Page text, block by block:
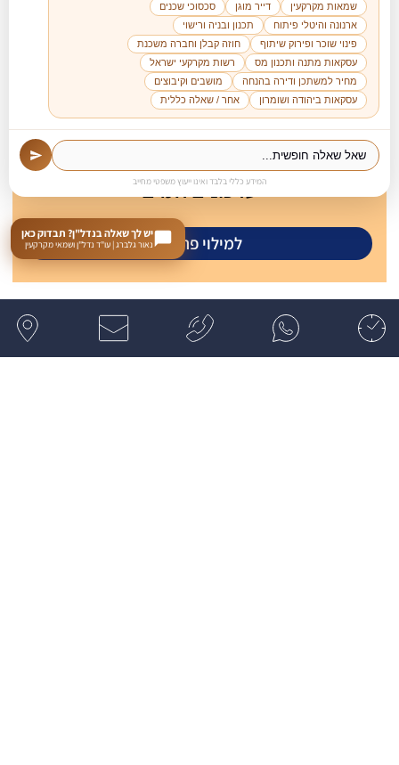
יש לך שאלה בנדל"ן? תבדוק כאן
נאור גלברג | עו"ד נדל"ן ושמאי מקרקעין
שמאות מקרקעין
דייר מוגן
סכסוכי שכנים
ארנונה והיטלי פיתוח
תכנון ובניה ורישוי
פינוי שוכר ופירוק שיתוף
חוזה קבלן וחברה משכנת
עסקאות מתנה ותכנון מס
רשות מקרקעי ישראל
מחיר למשתכן ודירה בהנחה
מושבים וקיבוצים
עסקאות ביהודה ושומרון
אחר / שאלה כללית
המידע כללי בלבד ואינו ייעוץ משפטי מחייב
להצטרפות לרשימת דיוור לקבלת
עדכונים חמים
למילוי פרטים
משרד עורכי דין מקרקעין נדל"ן נאור גלברג